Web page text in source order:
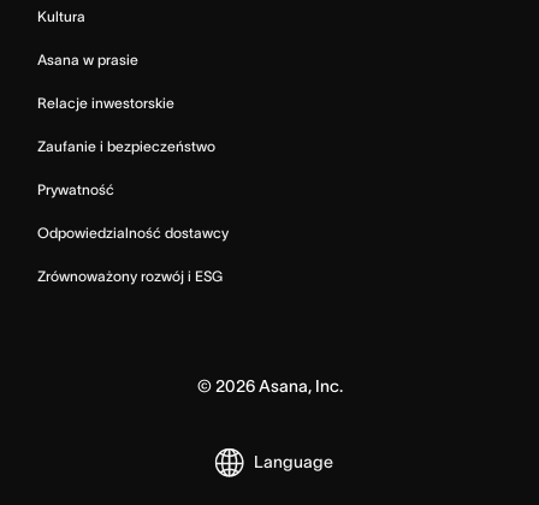
Kultura
Asana w prasie
Relacje inwestorskie
Zaufanie i bezpieczeństwo
Prywatność
Odpowiedzialność dostawcy
Zrównoważony rozwój i ESG
© 2026Asana, Inc.
Language